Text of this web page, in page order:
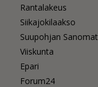
Rantalakeus
Siikajokilaakso
Suupohjan Sanomat
Viiskunta
Epari
Forum24